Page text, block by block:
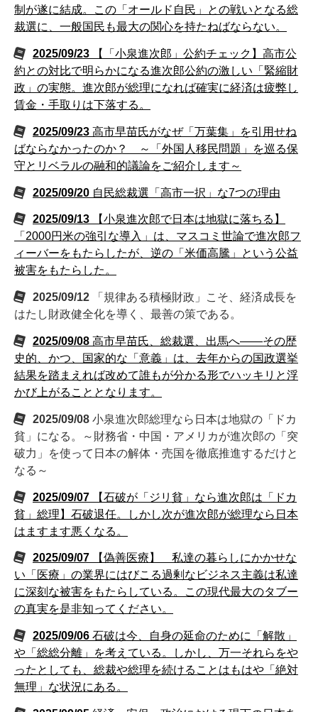
制が遂に結成。この「オールド自民」との戦いとなる総
裁選に、一般国民も最大の関心を持たねばならない。
2025/09/23
【「小泉進次郎」公約チェック】高市公
約との対比で明らかになる進次郎公約の激しい「緊縮財
政」の実態。進次郎が総理になれば確実に経済は疲弊し
賃金・手取りは下落する。
2025/09/23 高市早苗氏がなぜ「万葉集」を引用せね
ばならなかったのか？ ～「外国人移民問題」を巡る保
守とリベラルの融和的議論をご紹介します～
2025/09/20 自民総裁選「高市一択」な7つの理由
2025/09/13
【小泉進次郎で日本は地獄に落ちる】
「2000円米の強引な導入」は、マスコミ世論で進次郎フ
ィーバーをもたらしたが、逆の「米価高騰」という公益
被害をもたらした。
2025/09/12
「規律ある積極財政」こそ、経済成長を
はたし財政健全化を導く、最善の策である。
2025/09/08 高市早苗氏、総裁選、出馬へ――その歴
史的、かつ、国家的な「意義」は、去年からの国政選挙
結果を踏まえれば改めて誰もが分かる形でハッキリと浮
かび上がることとなります。
2025/09/08 小泉進次郎総理なら日本は地獄の「ドカ
貧」になる。～財務省・中国・アメリカが進次郎の「突
破力」を使って日本の解体・売国を徹底推進するだけと
なる～
2025/09/07
【石破が「ジリ貧」なら進次郎は「ドカ
貧」総理】石破退任。しかし次が進次郎が総理なら日本
はますます悪くなる。
2025/09/07
【偽善医療】 私達の暮らしにかかせな
い「医療」の業界にはびこる過剰なビジネス主義は私達
に深刻な被害をもたらしている。この現代最大のタブー
の真実を是非知ってください。
2025/09/06 石破は今、自身の延命のために「解散」
や「総総分離」を考えている。しかし、万一それらをや
ったとしても、総裁や総理を続けることはもはや「絶対
無理」な状況にある。